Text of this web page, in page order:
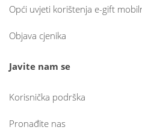
Opći uvjeti korištenja e-gift
Objava cjenika
Javite nam se
Korisnička podrška
Pronađite nas